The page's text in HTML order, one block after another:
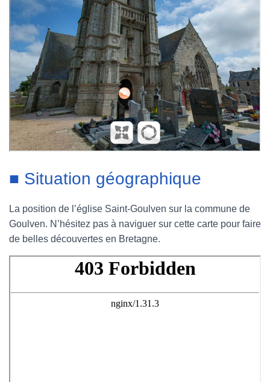
■ Situation géographique
La position de l’église Saint-Goulven sur la commune de
Goulven. N’hésitez pas à naviguer sur cette carte pour faire
de belles découvertes en Bretagne.